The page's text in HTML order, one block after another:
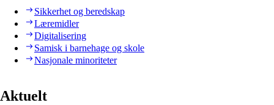
Sikkerhet og beredskap
Læremidler
Digitalisering
Samisk i barnehage og skole
Nasjonale minoriteter
Aktuelt